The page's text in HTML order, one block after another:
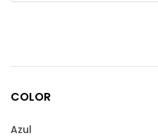
COLOR
Azul